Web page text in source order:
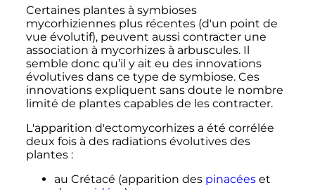
Certaines plantes à symbioses
mycorhiziennes plus récentes (d'un point de
vue évolutif), peuvent aussi contracter une
association à mycorhizes à arbuscules. Il
semble donc qu’il y ait eu des innovations
évolutives dans ce type de symbiose. Ces
innovations expliquent sans doute le nombre
limité de plantes capables de les contracter.
L'apparition d'ectomycorhizes a été corrélée
deux fois à des radiations évolutives des
plantes :
au Crétacé (apparition des pinacéeset